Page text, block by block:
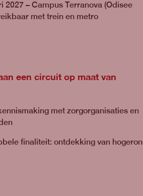
2027 – Campus Terranova (Odisee
met trein en metro
een circuit op maat van
met zorgorganisaties en
finaliteit: ontdekking van